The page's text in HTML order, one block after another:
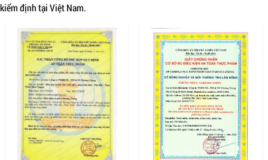
kiểm định tại Việt Nam.